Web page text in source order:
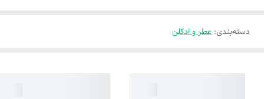
دسته‌بندی: عطر و ادکلن